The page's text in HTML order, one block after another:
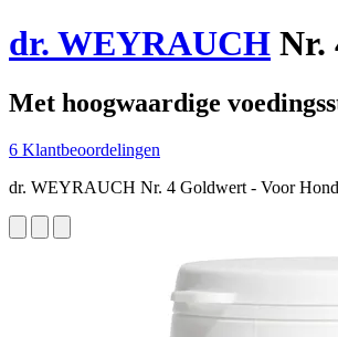
dr. WEYRAUCH Nr.
Met hoogwaardige
6 Klantbeoordelingen
dr. WEYRAUCH Nr. 4 Goldwert - Voor